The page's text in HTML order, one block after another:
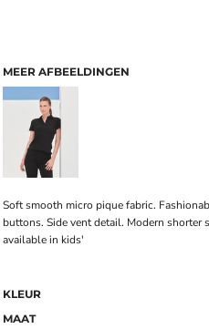
MEER AFBEELDINGEN
Soft smooth micro pique fabric.
buttons. Side vent detail. Modern shorter
available in kids'
KLEUR
MAAT